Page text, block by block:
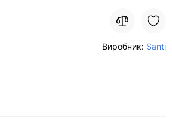
Виробник: Santi